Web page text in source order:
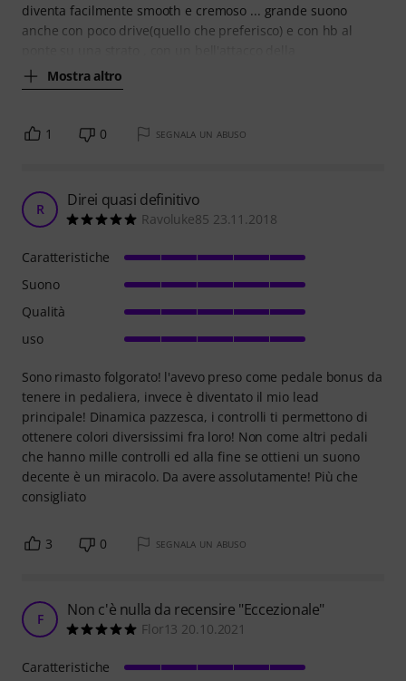
diventa facilmente smooth e cremoso ... grande suono
anche con poco drive(quello che preferisco) e con hb al
Mostra altro
1 0 SEGNALA UN ABUSO
R Direi quasi definitivo
Ravoluke85 23.11.2018
Sono rimasto folgorato! l'avevo preso come pedale bonus da
tenere in pedaliera, invece è diventato il mio lead
principale! Dinamica pazzesca, i controlli ti permettono di
ottenere colori diversissimi fra loro! Non come altri pedali
che hanno mille controlli ed alla fine se ottieni un suono
decente è un miracolo. Da avere assolutamente! Più che
consigliato
Caratteristiche
Suono
Qualità
uso
3 0 SEGNALA UN ABUSO
F Non c'è nulla da recensire "Eccezionale"
Flor13 20.10.2021
Caratteristiche